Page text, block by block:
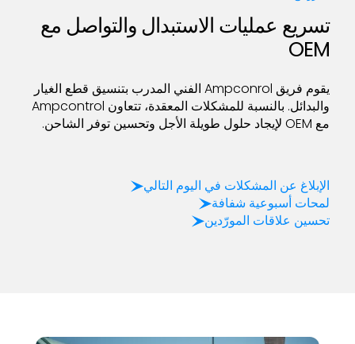
تسريع عمليات الاستبدال والتواصل مع
OEM
يقوم فريق Ampconrol الفني المدرب بتنسيق قطع الغيار
والبدائل. بالنسبة للمشكلات المعقدة، تتعاون Ampcontrol
مع OEM لإيجاد حلول طويلة الأجل وتحسين توفر الشاحن.
الإبلاغ عن المشكلات في اليوم التالي
لمحات أسبوعية شفافة
تحسين علاقات المورّدين